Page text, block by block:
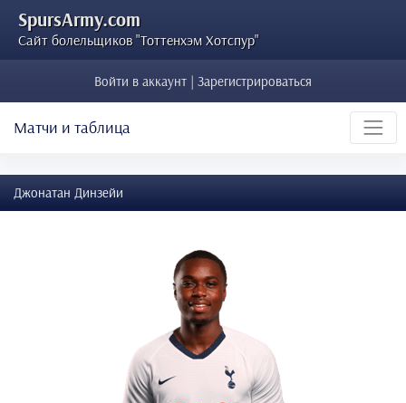
SpursArmy.com
Сайт болельщиков "Тоттенхэм Хотспур"
Войти в аккаунт | Зарегистрироваться
Матчи и таблица
Джонатан Динзейи